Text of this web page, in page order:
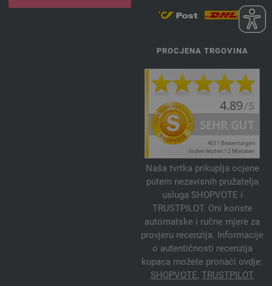
PROCJENA TRGOVINA
Naša tvrtka prikuplja ocjene
putem nezavisnih pružatelja
usluga SHOPVOTE i
TRUSTPILOT. Oni koriste
automatske i ručne mjere za
provjeru recenzija. Informacije
o autentičnosti recenzija
kupaca možete pronaći ovdje:
SHOPVOTE, TRUSTPILOT